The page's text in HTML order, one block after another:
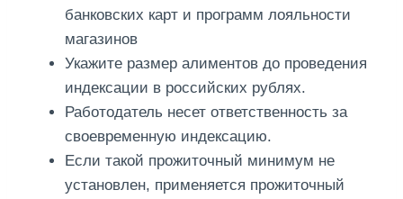
банковских карт и программ лояльности
магазинов
Укажите размер алиментов до проведения
индексации в российских рублях.
Работодатель несет ответственность за
своевременную индексацию.
Если такой прожиточный минимум не
установлен, применяется прожиточный